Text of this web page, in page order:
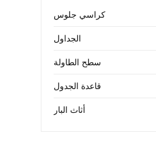
كراسي جلوس
الجداول
سطح الطاولة
قاعدة الجدول
أثاث البار